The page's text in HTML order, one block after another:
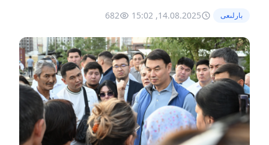
بارلىعى 14.08.2025, 15:02
682